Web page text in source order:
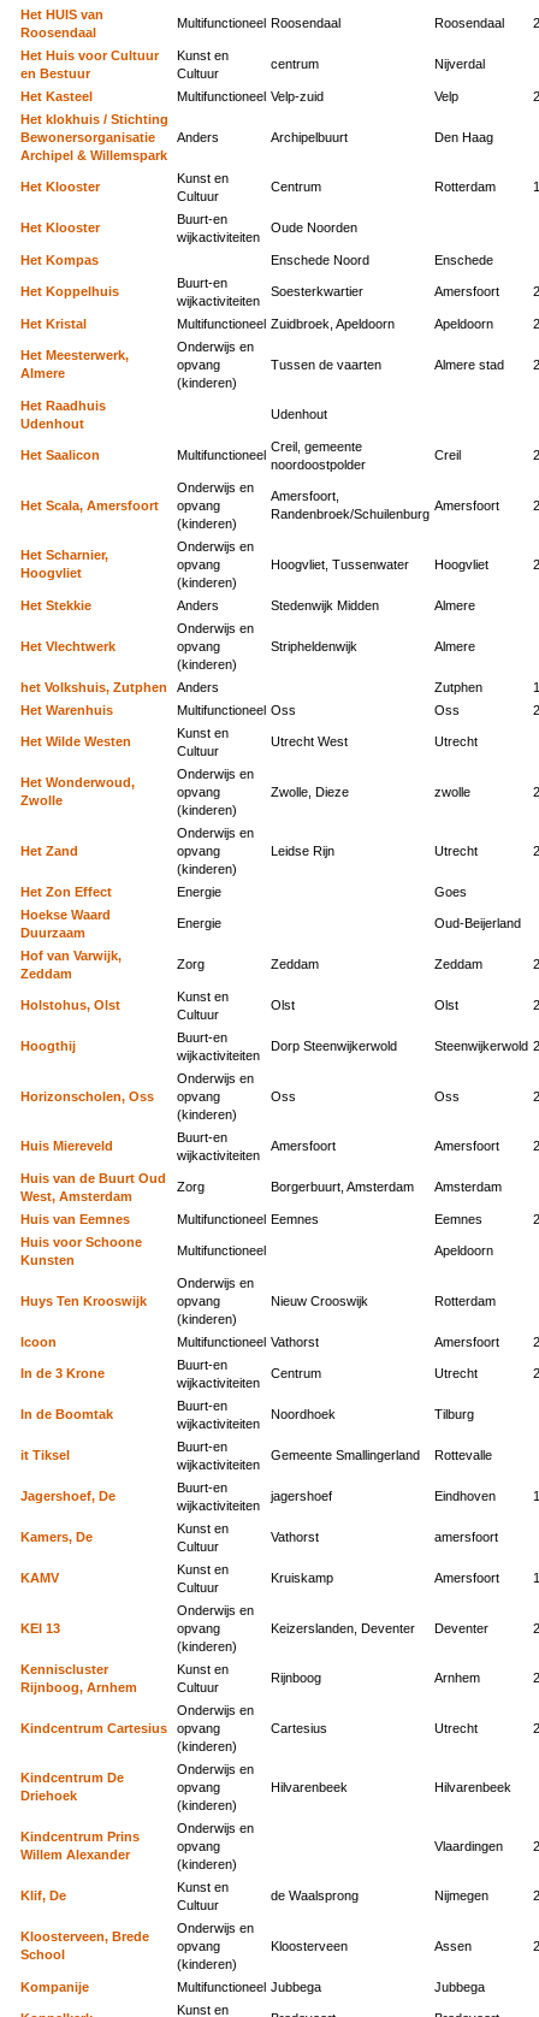
Het HUIS van
Roosendaal
Multifunctioneel Roosendaal Roosendaal
Het Huis voor Cultuur
en Bestuur
Kunst en
Cultuur
centrum Nijverdal
Het Kasteel Multifunctioneel Velp-zuid Velp
Het klokhuis / Stichting
Bewonersorganisatie
Archipel & Willemspark
Anders Archipelbuurt Den Haag
Het Klooster
Kunst en
Cultuur
Centrum Rotterdam
Het Klooster
Buurt-en
wijkactiviteiten
Oude Noorden
Het Kompas Enschede Noord Enschede
Het Koppelhuis
Buurt-en
wijkactiviteiten
Soesterkwartier Amersfoort
Het Kristal Multifunctioneel Zuidbroek, Apeldoorn Apeldoorn
Het Meesterwerk,
Almere
Onderwijs en
opvang
(kinderen)
Tussen de vaarten Almere stad
Het Raadhuis
Udenhout
Udenhout
Het Saalicon Multifunctioneel
Creil, gemeente
noordoostpolder
Creil
Het Scala, Amersfoort
Onderwijs en
opvang
(kinderen)
Amersfoort,
Randenbroek/Schuilenburg
Amersfoort
Het Scharnier,
Hoogvliet
Onderwijs en
opvang
(kinderen)
Hoogvliet, Tussenwater Hoogvliet
Het Stekkie Anders Stedenwijk Midden Almere
Het Vlechtwerk
Onderwijs en
opvang
(kinderen)
Stripheldenwijk Almere
het Volkshuis, Zutphen Anders Zutphen
Het Warenhuis
Multifunctioneel Oss Oss
Het Wilde Westen
Kunst en
Cultuur
Utrecht West Utrecht
Het Wonderwoud,
Zwolle
Onderwijs en
opvang
(kinderen)
Zwolle, Dieze zwolle
Het Zand
Onderwijs en
opvang
(kinderen)
Leidse Rijn Utrecht
Het Zon Effect Energie
Goes
Hoekse Waard
Duurzaam
Energie Oud-Beijerland
Hof van Varwijk,
Zeddam
Zorg Zeddam Zeddam
Holstohus, Olst
Kunst en
Cultuur
Olst Olst
Hoogthij
Buurt-en
wijkactiviteiten
Dorp Steenwijkerwold Steenwijkerwold
Horizonscholen, Oss
Onderwijs en
opvang
(kinderen)
Oss Oss
Huis Miereveld
Buurt-en
wijkactiviteiten
Amersfoort Amersfoort
Huis van de Buurt Oud
West, Amsterdam
Zorg Borgerbuurt, Amsterdam Amsterdam
Huis van Eemnes Multifunctioneel Eemnes Eemnes
Huis voor Schoone
Kunsten
Multifunctioneel Apeldoorn
Huys Ten Krooswijk
Onderwijs en
opvang
(kinderen)
Nieuw Crooswijk Rotterdam
Icoon Multifunctioneel Vathorst Amersfoort
In de 3 Krone
Buurt-en
wijkactiviteiten
Centrum Utrecht
In de Boomtak
Buurt-en
wijkactiviteiten
Noordhoek Tilburg
it Tiksel
Buurt-en
wijkactiviteiten
Gemeente Smallingerland Rottevalle
Jagershoef, De
Buurt-en
wijkactiviteiten
jagershoef Eindhoven
Kamers, De
Kunst en
Cultuur
Vathorst amersfoort
KAMV
Kunst en
Cultuur
Kruiskamp Amersfoort
KEI 13
Onderwijs en
opvang
(kinderen)
Keizerslanden, Deventer Deventer
Kenniscluster
Rijnboog, Arnhem
Kunst en
Cultuur
Rijnboog Arnhem
Kindcentrum Cartesius
Onderwijs en
opvang
(kinderen)
Cartesius Utrecht
Kindcentrum De
Driehoek
Onderwijs en
opvang
(kinderen)
Hilvarenbeek Hilvarenbeek
Kindcentrum Prins
Willem Alexander
Onderwijs en
opvang
(kinderen)
Vlaardingen
Klif, De
Kunst en
Cultuur
de Waalsprong Nijmegen
Kloosterveen, Brede
School
Onderwijs en
opvang
(kinderen)
Kloosterveen Assen
Kompanije Multifunctioneel Jubbega Jubbega
Kunst en